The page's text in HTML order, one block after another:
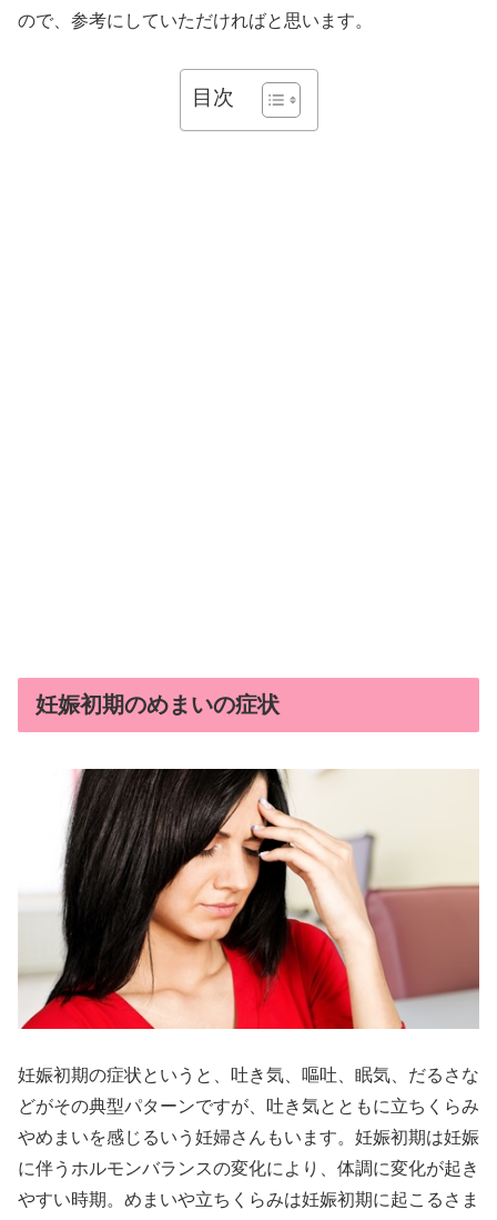
ので、参考にしていただければと思います。
目次
妊娠初期のめまいの症状
妊娠初期の症状というと、吐き気、嘔吐、眠気、だるさな
どがその典型パターンですが、吐き気とともに立ちくらみ
やめまいを感じるいう妊婦さんもいます。妊娠初期は妊娠
に伴うホルモンバランスの変化により、体調に変化が起き
やすい時期。めまいや立ちくらみは妊娠初期に起こるさま